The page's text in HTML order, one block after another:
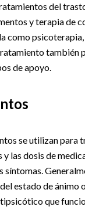
del
y terapia de
como
también
de apoyo.
se utilizan para
las dosis de
síntomas.
estado de ánimo
que